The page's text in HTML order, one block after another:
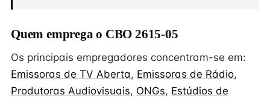
Quem emprega o CBO 2615-05
Os principais empregadores concentram-se em:
Emissoras de TV Aberta, Emissoras de Rádio,
Produtoras Audiovisuais, ONGs, Estúdios de